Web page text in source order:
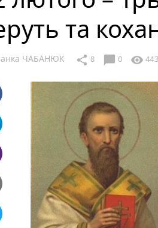
та
ЧАБАНЮК share 8 chat_bubble 0 visibility